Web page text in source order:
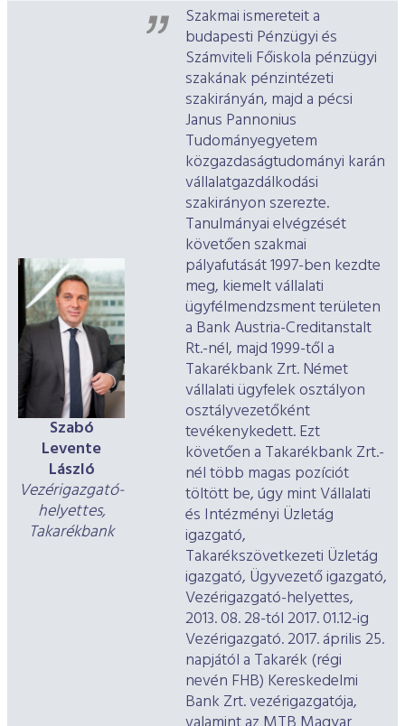
Szabó
Levente
László
Vezérigazgató-
helyettes,
Takarékbank
Szakmai ismereteit a
budapesti Pénzügyi és
Számviteli Főiskola pénzügyi
szakának pénzintézeti
szakirányán, majd a pécsi
Janus Pannonius
Tudományegyetem
közgazdaságtudományi karán
vállalatgazdálkodási
szakirányon szerezte.
Tanulmányai elvégzését
követően szakmai
pályafutását 1997-ben kezdte
meg, kiemelt vállalati
ügyfélmendzsment területen
a Bank Austria-Creditanstalt
Rt.-nél, majd 1999-től a
Takarékbank Zrt. Német
vállalati ügyfelek osztályon
osztályvezetőként
tevékenykedett. Ezt
követően a Takarékbank Zrt.-
nél több magas pozíciót
töltött be, úgy mint Vállalati
és Intézményi Üzletág
igazgató,
Takarékszövetkezeti Üzletág
igazgató, Ügyvezető igazgató,
Vezérigazgató-helyettes,
2013. 08. 28-tól 2017. 01.12-ig
Vezérigazgató. 2017. április 25.
napjától a Takarék (régi
nevén FHB) Kereskedelmi
Bank Zrt. vezérigazgatója,